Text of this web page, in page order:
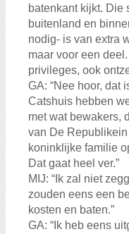
batenkant kijkt. Die
buitenland en
nodig- is van extra
maar voor een
privileges, ook
GA: “Nee hoor, dat
Catshuis hebben
met wat bewakers,
van De
koninklijke familie
Dat gaat heel ver.”
MIJ: “Ik zal niet
zouden eens een
kosten en baten.”
GA: “Ik heb eens